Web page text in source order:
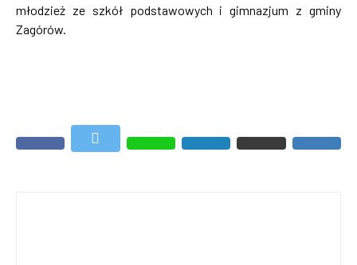
młodzież ze szkół podstawowych i gimnazjum z gminy
Zagórów.